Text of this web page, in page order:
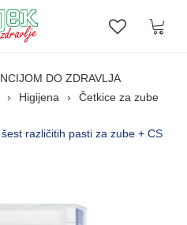
Lista
DO ZDRAVLJA
Higijena
Četkice za zube
različitih pasti za zube + CS